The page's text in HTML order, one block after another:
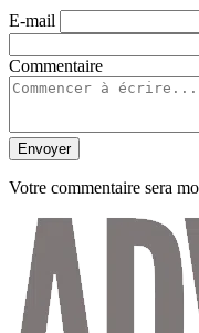
E-mail
Commentaire
Envoyer
Votre commentaire sera